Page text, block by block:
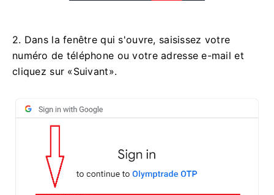
2. Dans la fenêtre qui s'ouvre, saisissez votre
numéro de téléphone ou votre adresse e-mail et
cliquez sur «Suivant».